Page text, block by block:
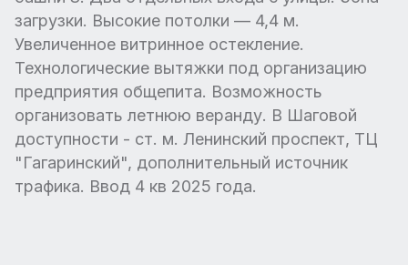
загрузки. Высокие потолки — 4,4 м.
Увеличенное витринное остекление.
Технологические вытяжки под организацию
предприятия общепита. Возможность
организовать летнюю веранду. В Шаговой
доступности - ст. м. Ленинский проспект, ТЦ
"Гагаринский", дополнительный источник
трафика. Ввод 4 кв 2025 года.